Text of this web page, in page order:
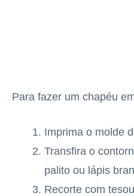
Para fazer um chapéu
Imprima o molde
Transfira o
palito ou lápis
Recorte com